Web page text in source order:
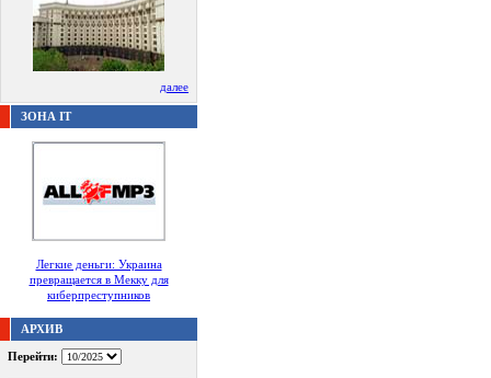
далее
ЗОНА IT
Легкие деньги: Украина
превращается в Мекку для
киберпреступников
АРХИВ
Перейти: